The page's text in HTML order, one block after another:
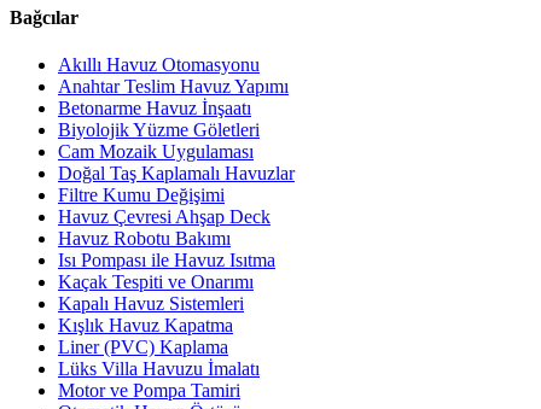
Bağcılar
Akıllı Havuz Otomasyonu
Anahtar Teslim Havuz Yapımı
Betonarme Havuz İnşaatı
Biyolojik Yüzme Göletleri
Cam Mozaik Uygulaması
Doğal Taş Kaplamalı Havuzlar
Filtre Kumu Değişimi
Havuz Çevresi Ahşap Deck
Havuz Robotu Bakımı
Isı Pompası ile Havuz Isıtma
Kaçak Tespiti ve Onarımı
Kapalı Havuz Sistemleri
Kışlık Havuz Kapatma
Liner (PVC) Kaplama
Lüks Villa Havuzu İmalatı
Motor ve Pompa Tamiri